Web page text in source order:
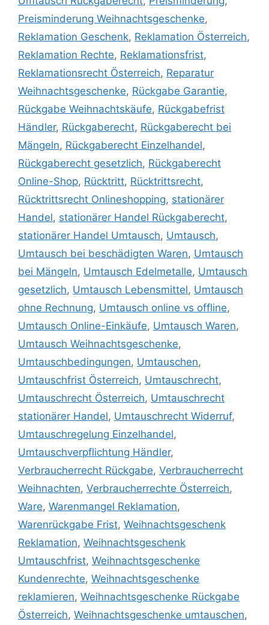
Preisminderung Weihnachtsgeschenke,
Reklamation Geschenk, Reklamation Österreich,
Reklamation Rechte, Reklamationsfrist,
Reklamationsrecht Österreich, Reparatur
Weihnachtsgeschenke, Rückgabe Garantie,
Rückgabe Weihnachtskäufe, Rückgabefrist
Händler, Rückgaberecht, Rückgaberecht bei
Mängeln, Rückgaberecht Einzelhandel,
Rückgaberecht gesetzlich, Rückgaberecht
Online-Shop, Rücktritt, Rücktrittsrecht,
Rücktrittsrecht Onlineshopping, stationärer
Handel, stationärer Handel Rückgaberecht,
stationärer Handel Umtausch, Umtausch,
Umtausch bei beschädigten Waren, Umtausch
bei Mängeln, Umtausch Edelmetalle, Umtausch
gesetzlich, Umtausch Lebensmittel, Umtausch
ohne Rechnung, Umtausch online vs offline,
Umtausch Online-Einkäufe, Umtausch Waren,
Umtausch Weihnachtsgeschenke,
Umtauschbedingungen, Umtauschen,
Umtauschfrist Österreich, Umtauschrecht,
Umtauschrecht Österreich, Umtauschrecht
stationärer Handel, Umtauschrecht Widerruf,
Umtauschregelung Einzelhandel,
Umtauschverpflichtung Händler,
Verbraucherrecht Rückgabe, Verbraucherrecht
Weihnachten, Verbraucherrechte Österreich,
Ware, Warenmangel Reklamation,
Warenrückgabe Frist, Weihnachtsgeschenk
Reklamation, Weihnachtsgeschenk
Umtauschfrist, Weihnachtsgeschenke
Kundenrechte, Weihnachtsgeschenke
reklamieren, Weihnachtsgeschenke Rückgabe
Österreich, Weihnachtsgeschenke umtauschen,